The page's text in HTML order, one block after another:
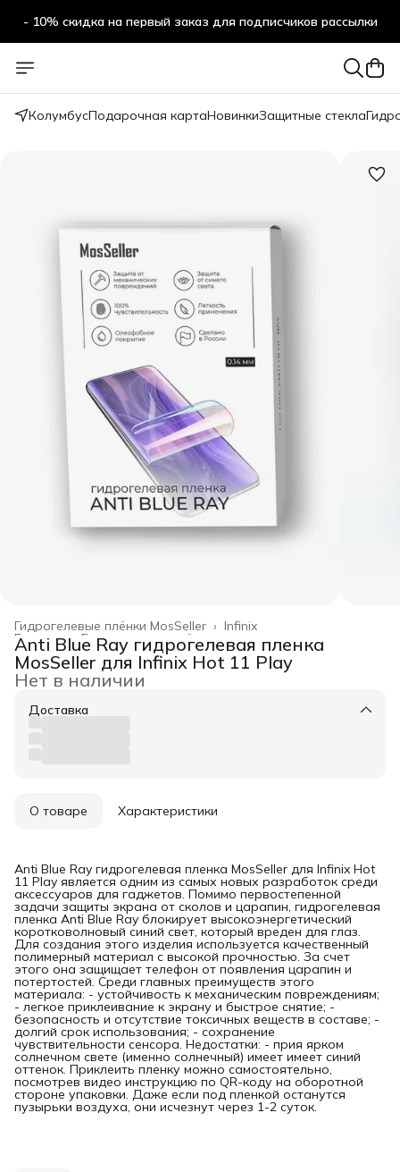
- 10% скидка на первый заказ для подписчиков рассылки
КолумбусПодарочная картаНовинкиЗащитные стекла
Infinix
Гидрогелевые плёнки MosSeller ›
Гидрогелевые плёнки ›
Главная ›
Anti Blue Ray гидрогелевая пленка
MosSeller для Infinix Hot 11 Play
Нет в наличии
Доставка
О товаре Характеристики
Anti Blue Ray гидрогелевая пленка MosSeller для Infinix Hot
11 Play является одним из самых новых разработок среди
аксессуаров для гаджетов. Помимо первостепенной
задачи защиты экрана от сколов и царапин, гидрогелевая
пленка Anti Blue Ray блокирует высокоэнергетический
коротковолновый синий свет, который вреден для глаз.
Для создания этого изделия используется качественный
полимерный материал с высокой прочностью. За счет
этого она защищает телефон от появления царапин и
потертостей. Среди главных преимуществ этого
материала: - устойчивость к механическим повреждениям;
- легкое приклеивание к экрану и быстрое снятие; -
безопасность и отсутствие токсичных веществ в составе; -
долгий срок использования; - сохранение
чувствительности сенсора. Недостатки: - прия ярком
солнечном свете (именно солнечный) имеет имеет синий
оттенок. Приклеить пленку можно самостоятельно,
посмотрев видео инструкцию по QR-коду на оборотной
стороне упаковки. Даже если под пленкой останутся
пузырьки воздуха, они исчезнут через 1-2 суток.